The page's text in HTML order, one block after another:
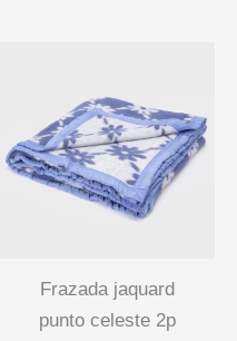
frazada jaquard
punto celeste 2p